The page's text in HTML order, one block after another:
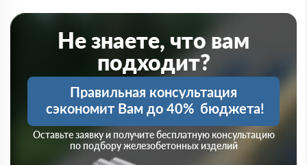
Не знаете, что вам
подходит?
Правильная консультация
сэкономит Вам до 40% бюджета!
Оставьте заявку и получите бесплатную консультацию
по подбору железобетонных изделий